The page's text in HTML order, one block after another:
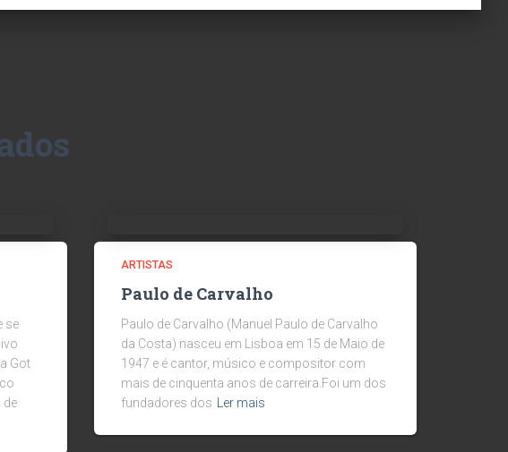
se
Got
de
ARTISTAS
Paulo de Carvalho
Paulo de Carvalho (Manuel Paulo de Carvalho
da Costa) nasceu em Lisboa em 15 de Maio de
1947 e é cantor, músico e compositor com
mais de cinquenta anos de carreira.Foi um dos
fundadores dos
Ler mais